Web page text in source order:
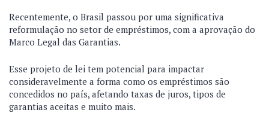
Recentemente, o Brasil passou por uma significativa
reformulação no setor de empréstimos, com a aprovação do
Marco Legal das Garantias.
Esse projeto de lei tem potencial para impactar
consideravelmente a forma como os empréstimos são
concedidos no país, afetando taxas de juros, tipos de
garantias aceitas e muito mais.